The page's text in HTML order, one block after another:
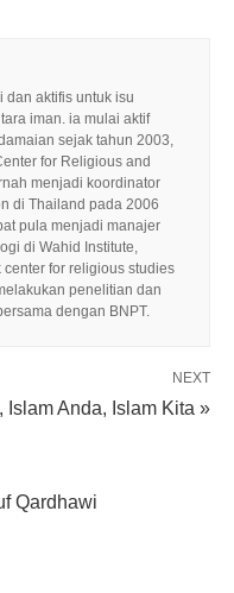
dan aktifis untuk isu
iman. ia mulai aktif
sejak tahun 2003,
for Religious and
menjadi koordinator
di Thailand pada 2006
pula menjadi manajer
di Wahid Institute,
for religious studies
penelitian dan
dengan BNPT.
NEXT
Islam Anda, Islam Kita »
Qardhawi